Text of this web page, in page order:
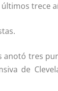
trece
tres
de